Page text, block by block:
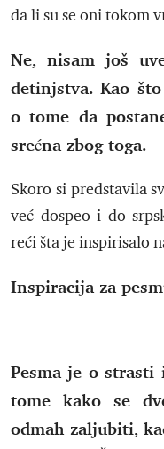
da li su se oni tokom
Ne, nisam još
detinjstva. Kao
o tome da
srećna zbog toga.
Skoro si predstavila
već dospeo i do
reći šta je inspirisalo
Inspiracija za
Pesma je o strasti
tome kako se
odmah zaljubiti,